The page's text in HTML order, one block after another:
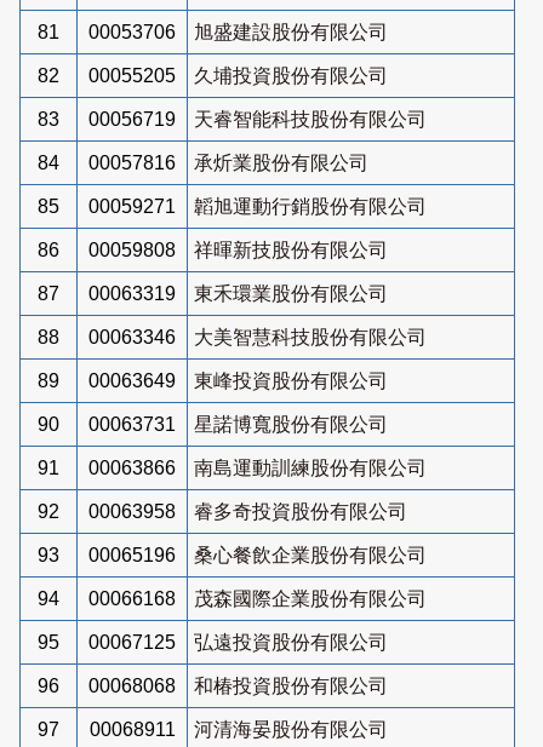
81 00053706 旭盛建設股份有限公司
82 00055205 久埔投資股份有限公司
83 00056719 天睿智能科技股份有限公司
84 00057816 承炘業股份有限公司
85 00059271 韜旭運動行銷股份有限公司
86 00059808 祥暉新技股份有限公司
87 00063319 東禾環業股份有限公司
88 00063346 大美智慧科技股份有限公司
89 00063649 東峰投資股份有限公司
90 00063731 星諾博寬股份有限公司
91 00063866 南島運動訓練股份有限公司
92 00063958 睿多奇投資股份有限公司
93 00065196 桑心餐飲企業股份有限公司
94 00066168 茂森國際企業股份有限公司
95 00067125 弘遠投資股份有限公司
96 00068068 和椿投資股份有限公司
97 00068911 河清海晏股份有限公司